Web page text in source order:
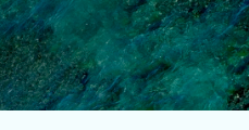
naar hoofdcontent